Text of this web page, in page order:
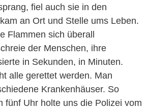
fiel auch sie in den
an Ort und Stelle ums Leben.
Flammen sich überall
der Menschen, ihre
in Sekunden, in Minuten.
alle gerettet werden. Man
Krankenhäuser. So
fünf Uhr holte uns die Polizei vom